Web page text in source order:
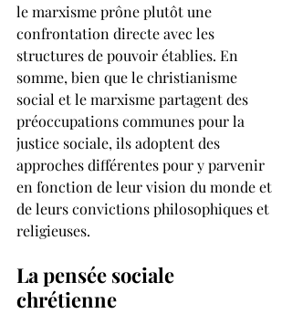
le marxisme prône plutôt une
confrontation directe avec les
structures de pouvoir établies. En
somme, bien que le christianisme
social et le marxisme partagent des
préoccupations communes pour la
justice sociale, ils adoptent des
approches différentes pour y parvenir
en fonction de leur vision du monde et
de leurs convictions philosophiques et
religieuses.
La pensée sociale
chrétienne